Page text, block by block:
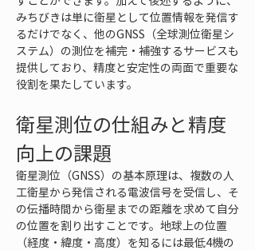
みちびきは単に衛星として位置情報を発信す
るだけでなく、他のGNSS（全球測位衛星シ
ステム）の測位を補完・補強するサービスも
提供しており、精度と安定性の両面で重要な
役割を果たしています。
衛星測位の仕組みと精度
向上の課題
衛星測位（GNSS）の基本原理は、複数の人
工衛星から発信される電波信号を受信し、そ
の伝播時間から衛星までの距離を求めて自分
の位置を割り出すことです。地球上の位置
（経度・緯度・高度）を知るには最低4機の